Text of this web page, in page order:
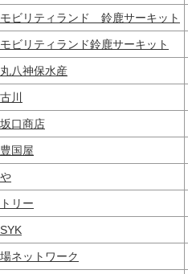
ビリティランド 鈴鹿サーキット
ビリティランド鈴鹿サーキット
八神保水産
川
口商店
国屋
リー
ネットワーク